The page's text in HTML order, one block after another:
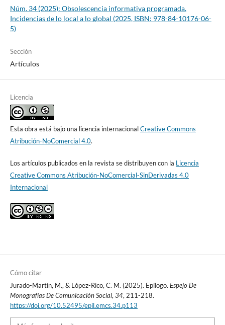
Núm. 34 (2025): Obsolescencia informativa programada.
Incidencias de lo local a lo global (2025, ISBN: 978-84-10176-06-
5)
Sección
Artículos
Licencia
Esta obra está bajo una licencia internacionalCreative Commons
Atribución-NoComercial 4.0.
Los artículos publicados en la revista se distribuyen con la Licencia
Creative Commons Atribución-NoComercial-SinDerivadas 4.0
Internacional
Cómo citar
Jurado-Martín, M., & López-Rico, C. M. (2025). Epílogo. Espejo De
Monografías De Comunicación Social,34, 211-218.
https://doi.org/10.52495/epil.emcs.34.p113